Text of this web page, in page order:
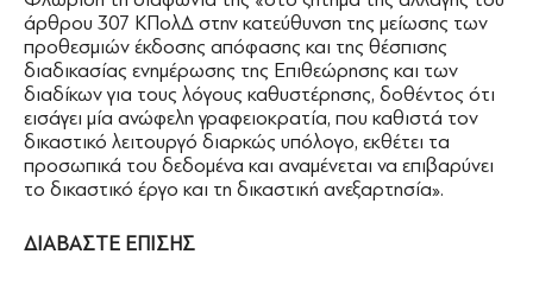
άρθρου 307 ΚΠολΔ στην κατεύθυνση της μείωσης των
προθεσμιών έκδοσης απόφασης και της θέσπισης
διαδικασίας ενημέρωσης της Επιθεώρησης και των
διαδίκων για τους λόγους καθυστέρησης, δοθέντος ότι
εισάγει μία ανώφελη γραφειοκρατία, που καθιστά τον
δικαστικό λειτουργό διαρκώς υπόλογο, εκθέτει τα
προσωπικά του δεδομένα και αναμένεται να επιβαρύνει
το δικαστικό έργο και τη δικαστική ανεξαρτησία».
ΔΙΑΒΑΣΤΕ ΕΠΙΣΗΣ